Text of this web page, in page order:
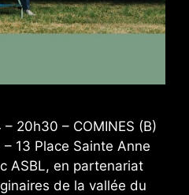
20h30 – COMINES (B)
13 Place Sainte Anne
ASBL, en partenariat
de la vallée du